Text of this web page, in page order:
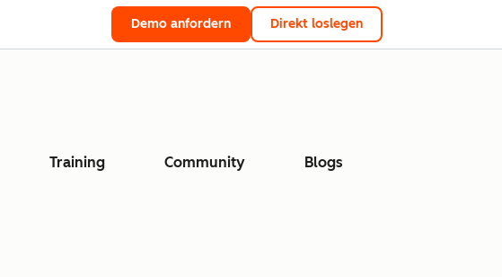
Demo anfordern Direkt loslegen
Training Community Blogs